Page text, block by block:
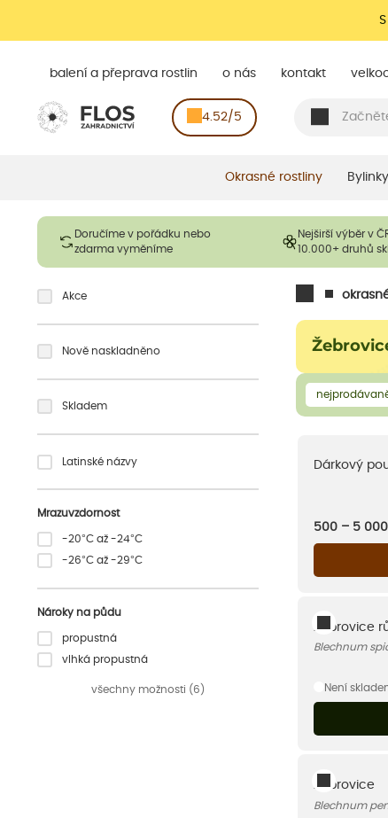
balení a přeprava rostlin o nás kontakt
4.52/5
Okrasné rostliny
Doručíme v pořádku nebo
zdarma vyměníme
Nejširší výběr v
10.000+ druhů
Akce
Nově naskladněno
Skladem
Latinské názvy
Mrazuvzdornost
-20°C až -24°C
-26°C až -29°C
Nároky na půdu
propustná
vlhká propustná
všechny možnosti (6)
Dárkový
500 – 5 000
Žebrovice
Blechnum
Není
Žebrovice
Blechnum